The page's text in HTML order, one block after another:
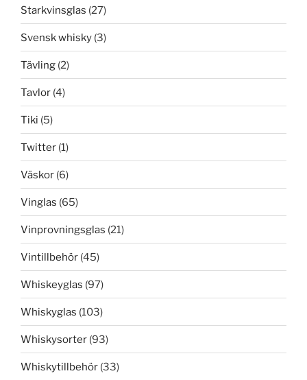
Starkvinsglas (27)
Svensk whisky (3)
Tävling (2)
Tavlor (4)
Tiki (5)
Twitter (1)
Väskor (6)
Vinglas (65)
Vinprovningsglas (21)
Vintillbehör (45)
Whiskeyglas (97)
Whiskyglas (103)
Whiskysorter (93)
Whiskytillbehör (33)